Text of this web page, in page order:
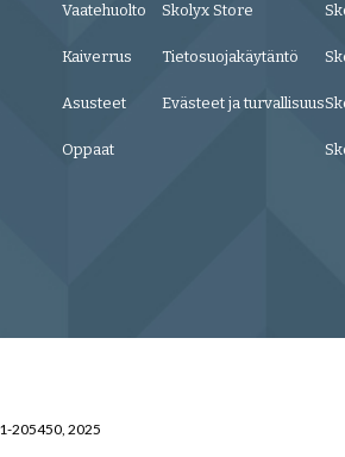
Vaatehuolto
Kaiverrus
Asusteet
Oppaat
Skolyx Store
Tietosuojakäytäntö
Evästeet ja turvallisuus
205450, 2025